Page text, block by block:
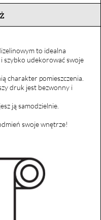
to idealna
szybko udekorować swoje
charakter pomieszczenia.
druk jest bezwonny i
ją samodzielnie.
swoje wnętrze!